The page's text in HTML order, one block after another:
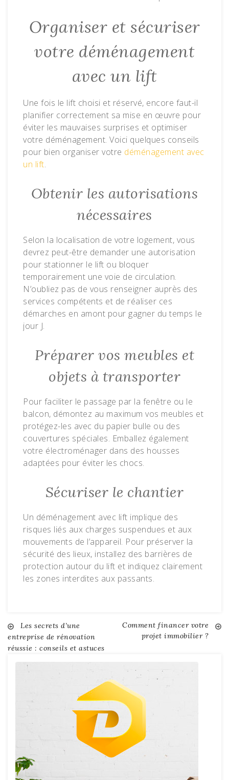
Organiser et sécuriser
votre déménagement
avec un lift
Une fois le lift choisi et réservé, encore faut-il
planifier correctement sa mise en œuvre pour
éviter les mauvaises surprises et optimiser
votre déménagement. Voici quelques conseils
pour bien organiser votre déménagement avec
un lift.
Obtenir les autorisations
nécessaires
Selon la localisation de votre logement, vous
devrez peut-être demander une autorisation
pour stationner le lift ou bloquer
temporairement une voie de circulation.
N’oubliez pas de vous renseigner auprès des
services compétents et de réaliser ces
démarches en amont pour gagner du temps le
jour J.
Préparer vos meubles et
objets à transporter
Pour faciliter le passage par la fenêtre ou le
balcon, démontez au maximum vos meubles et
protégez-les avec du papier bulle ou des
couvertures spéciales. Emballez également
votre électroménager dans des housses
adaptées pour éviter les chocs.
Sécuriser le chantier
Un déménagement avec lift implique des
risques liés aux charges suspendues et aux
mouvements de l’appareil. Pour préserver la
sécurité des lieux, installez des barrières de
protection autour du lift et indiquez clairement
les zones interdites aux passants.
Navigation
de
Les secrets d’une
entreprise de rénovation
réussie : conseils et astuces
Comment financer votre
projet immobilier ?